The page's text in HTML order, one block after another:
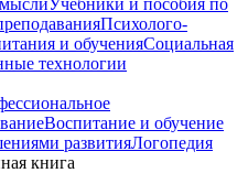
Учебники и пособия по
Психолого-
и обученияСоциальная
технологии
Воспитание и обучение
развитияЛогопедия
книга